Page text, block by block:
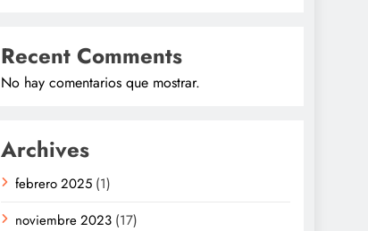
Recent Comments
No hay comentarios que mostrar.
Archives
febrero 2025 (1)
noviembre 2023 (17)